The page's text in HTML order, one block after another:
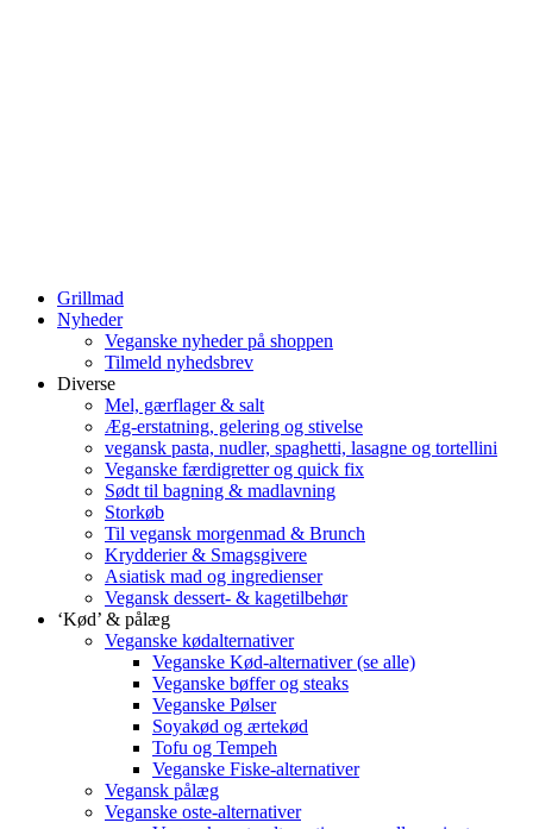
Grillmad
Nyheder
Veganske nyheder på shoppen
Tilmeld nyhedsbrev
Diverse
Mel, gærflager & salt
Æg-erstatning, gelering og stivelse
vegansk pasta, nudler, spaghetti, lasagne og tortellini
Veganske færdigretter og quick fix
Sødt til bagning & madlavning
Storkøb
Til vegansk morgenmad & Brunch
Krydderier & Smagsgivere
Asiatisk mad og ingredienser
Vegansk dessert- & kagetilbehør
‘Kød’ & pålæg
Veganske kødalternativer
Veganske Kød-alternativer (se alle)
Veganske bøffer og steaks
Veganske Pølser
Soyakød og ærtekød
Tofu og Tempeh
Veganske Fiske-alternativer
Vegansk pålæg
Veganske oste-alternativer